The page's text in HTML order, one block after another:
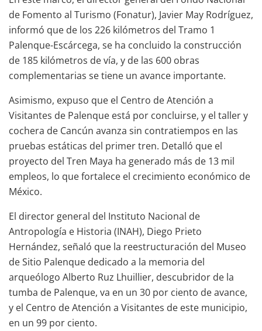
de Fomento al Turismo (Fonatur), Javier May Rodríguez,
informó que de los 226 kilómetros del Tramo 1
Palenque-Escárcega, se ha concluido la construcción
de 185 kilómetros de vía, y de las 600 obras
complementarias se tiene un avance importante.
Asimismo, expuso que el Centro de Atención a
Visitantes de Palenque está por concluirse, y el taller y
cochera de Cancún avanza sin contratiempos en las
pruebas estáticas del primer tren. Detalló que el
proyecto del Tren Maya ha generado más de 13 mil
empleos, lo que fortalece el crecimiento económico de
México.
El director general del Instituto Nacional de
Antropología e Historia (INAH), Diego Prieto
Hernández, señaló que la reestructuración del Museo
de Sitio Palenque dedicado a la memoria del
arqueólogo Alberto Ruz Lhuillier, descubridor de la
tumba de Palenque, va en un 30 por ciento de avance,
y el Centro de Atención a Visitantes de este municipio,
en un 99 por ciento.